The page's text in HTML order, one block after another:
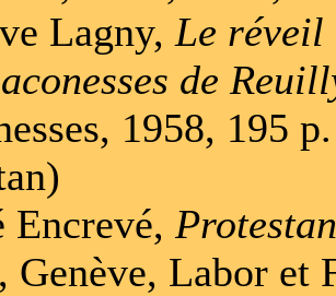
Lagny, Le réveil
de
1958, 195
Encrevé,
, Genève, Labor et